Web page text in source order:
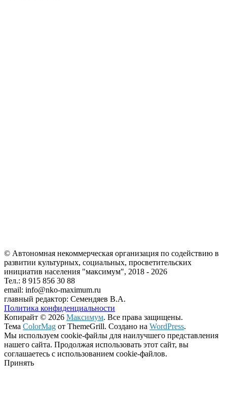
© Автономная некоммерческая организация по содействию в
развитии культурных, социальных, просветительских
инициатив населения "максимум", 2018 - 2026
Тел.: 8 915 856 30 88
email: info@nko-maximum.ru
главный редактор: Семендяев В.А.
Политика конфиденциальности
Копирайт © 2026 Максимум. Все права защищены.
Тема ColorMag от ThemeGrill. Создано на WordPress.
Мы используем cookie-файлы для наилучшего представления
нашего сайта. Продолжая использовать этот сайт, вы
соглашаетесь с использованием cookie-файлов.
Принять